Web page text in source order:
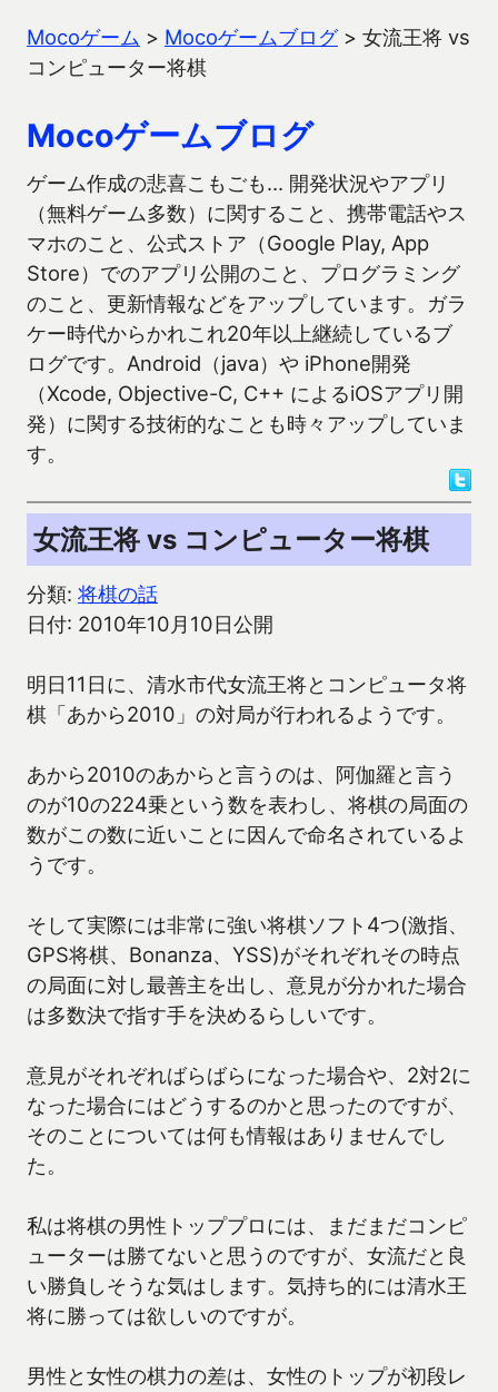
Mocoゲーム > Mocoゲームブログ> 女流王将 vs
コンピューター将棋
Mocoゲームブログ
ゲーム作成の悲喜こもごも… 開発状況やアプリ
（無料ゲーム多数）に関すること、携帯電話やス
マホのこと、公式ストア（Google Play, App
Store）でのアプリ公開のこと、プログラミング
のこと、更新情報などをアップしています。ガラ
ケー時代からかれこれ20年以上継続しているブ
ログです。Android（java）や iPhone開発
（Xcode, Objective-C, C++ によるiOSアプリ開
発）に関する技術的なことも時々アップしていま
す。
女流王将 vs コンピューター将棋
分類: 将棋の話
日付: 2010年10月10日公開
明日11日に、清水市代女流王将とコンピュータ将
棋「あから2010」の対局が行われるようです。
あから2010のあからと言うのは、阿伽羅と言う
のが10の224乗という数を表わし、将棋の局面の
数がこの数に近いことに因んで命名されているよ
うです。
そして実際には非常に強い将棋ソフト4つ(激指、
GPS将棋、Bonanza、YSS)がそれぞれその時点
の局面に対し最善主を出し、意見が分かれた場合
は多数決で指す手を決めるらしいです。
意見がそれぞればらばらになった場合や、2対2に
なった場合にはどうするのかと思ったのですが、
そのことについては何も情報はありませんでし
た。
私は将棋の男性トッププロには、まだまだコンピ
ューターは勝てないと思うのですが、女流だと良
い勝負しそうな気はします。気持ち的には清水王
将に勝っては欲しいのですが。
男性と女性の棋力の差は、女性のトップが初段レ